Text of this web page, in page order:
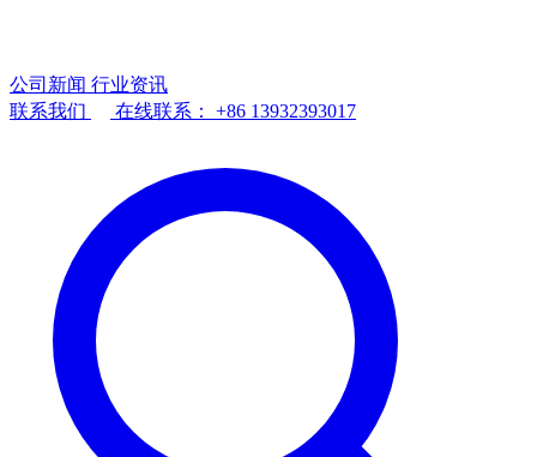
公司新闻 行业资讯
联系我们
在线联系： +86 13932393017